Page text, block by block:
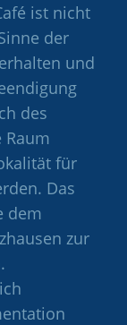
ist nicht
der
und
des
Raum
für
Das
dem
zur